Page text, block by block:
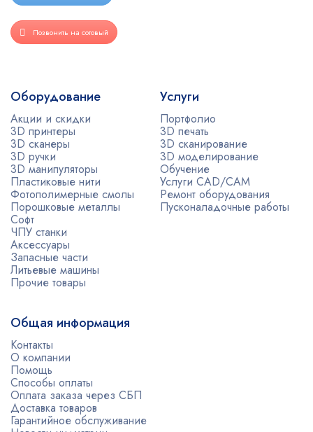
Позвонить на сотовый
Оборудование
Акции и скидки
3D принтеры
3D сканеры
3D ручки
3D манипуляторы
Пластиковые нити
Фотополимерные смолы
Порошковые металлы
Софт
ЧПУ станки
Аксессуары
Запасные части
Литьевые машины
Прочие товары
Услуги
Портфолио
3D печать
3D сканирование
3D моделирование
Обучение
Услуги CAD/CAM
Ремонт оборудования
Пусконаладочные работы
Общая информация
Контакты
О компании
Помощь
Способы оплаты
Оплата заказа через СБП
Доставка товаров
Гарантийное обслуживание